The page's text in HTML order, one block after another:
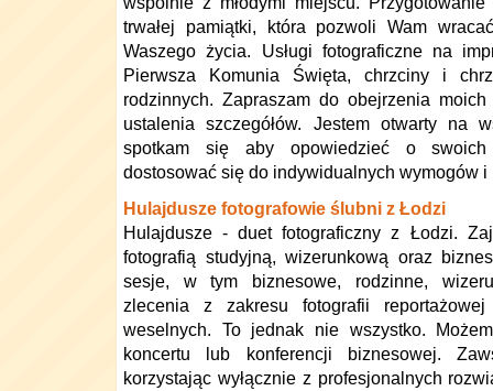
trwałej pamiątki, która pozwoli Wam
Waszego życia. Usługi fotograficzne na
Pierwsza Komunia Święta, chrzciny i
rodzinnych. Zapraszam do obejrzenia
ustalenia szczegółów. Jestem otwarty na
spotkam się aby opowiedzieć o swoich
dostosować się do indywidualnych wymogów i
Hulajdusze fotografowie ślubni z Łodzi
Hulajdusze - duet fotograficzny z Łodzi.
fotografią studyjną, wizerunkową oraz
sesje, w tym biznesowe, rodzinne,
zlecenia z zakresu fotografii
weselnych. To jednak nie wszystko.
koncertu lub konferencji biznesowej.
korzystając wyłącznie z profesjonalnych